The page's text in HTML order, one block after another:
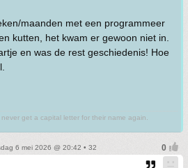
maanden met een programmeer
kutten, het kwam er gewoon niet in.
en was de rest geschiedenis! Hoe
get a capital letter for their name again.
6 mei 2026 @ 20:42 • 32